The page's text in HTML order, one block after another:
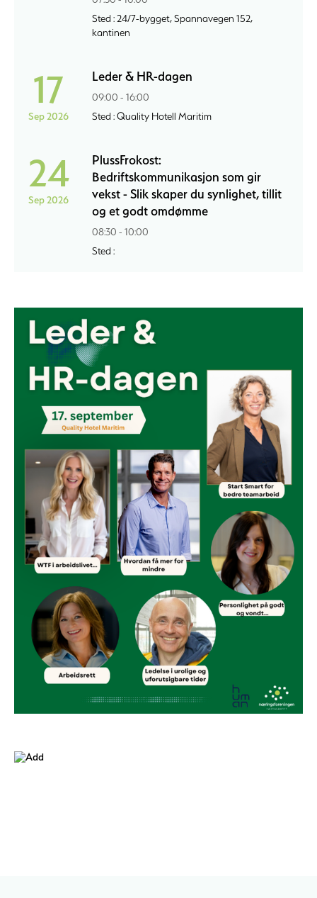
Sted : 24/7-bygget, Spannavegen 152,
kantinen
17
Sep 2026
Leder & HR-dagen
09:00 - 16:00
Sted : Quality Hotell Maritim
24
Sep 2026
PlussFrokost:
Bedriftskommunikasjon som gir
vekst - Slik skaper du synlighet, tillit
og et godt omdømme
08:30 - 10:00
Sted :